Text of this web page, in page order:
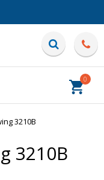
0
3210B
3210B